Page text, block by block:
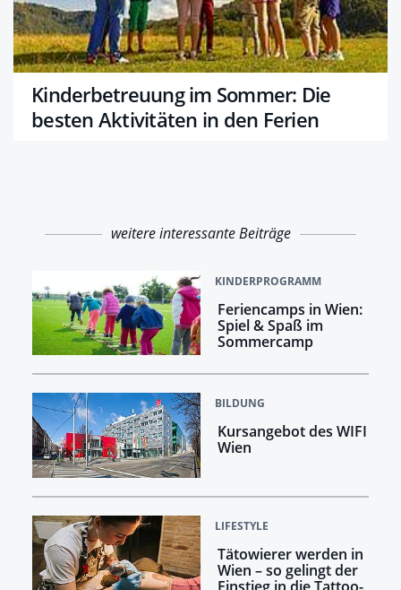
Kinderbetreuung im Sommer: Die
besten Aktivitäten in den Ferien
weitere interessante Beiträge
KINDERPROGRAMM
Feriencamps in Wien:
Spiel & Spaß im
Sommercamp
BILDUNG
Kursangebot des WIFI
Wien
LIFESTYLE
Tätowierer werden in
Wien – so gelingt der
Einstieg in die Tattoo-